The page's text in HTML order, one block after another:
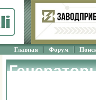
Главная Форум